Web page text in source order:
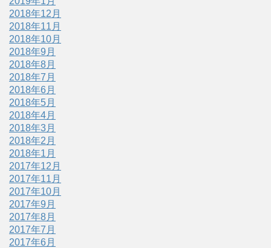
2018年12月
2018年11月
2018年10月
2018年9月
2018年8月
2018年7月
2018年6月
2018年5月
2018年4月
2018年3月
2018年2月
2018年1月
2017年12月
2017年11月
2017年10月
2017年9月
2017年8月
2017年7月
2017年6月